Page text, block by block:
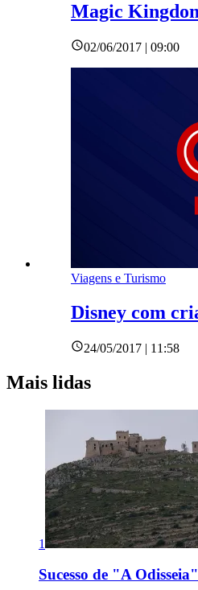
Magic
02/06/2017 | 09:00
Viagens e Turismo
Disney com
24/05/2017 | 11:58
Mais lidas
1
Sucesso de "A